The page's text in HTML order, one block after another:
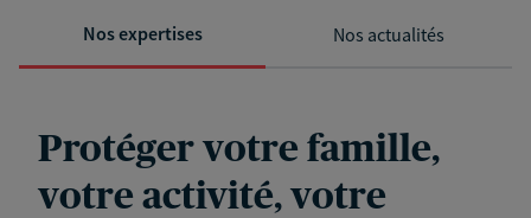
Nos expertises Nos actualités
Protéger votre famille,
votre activité, votre